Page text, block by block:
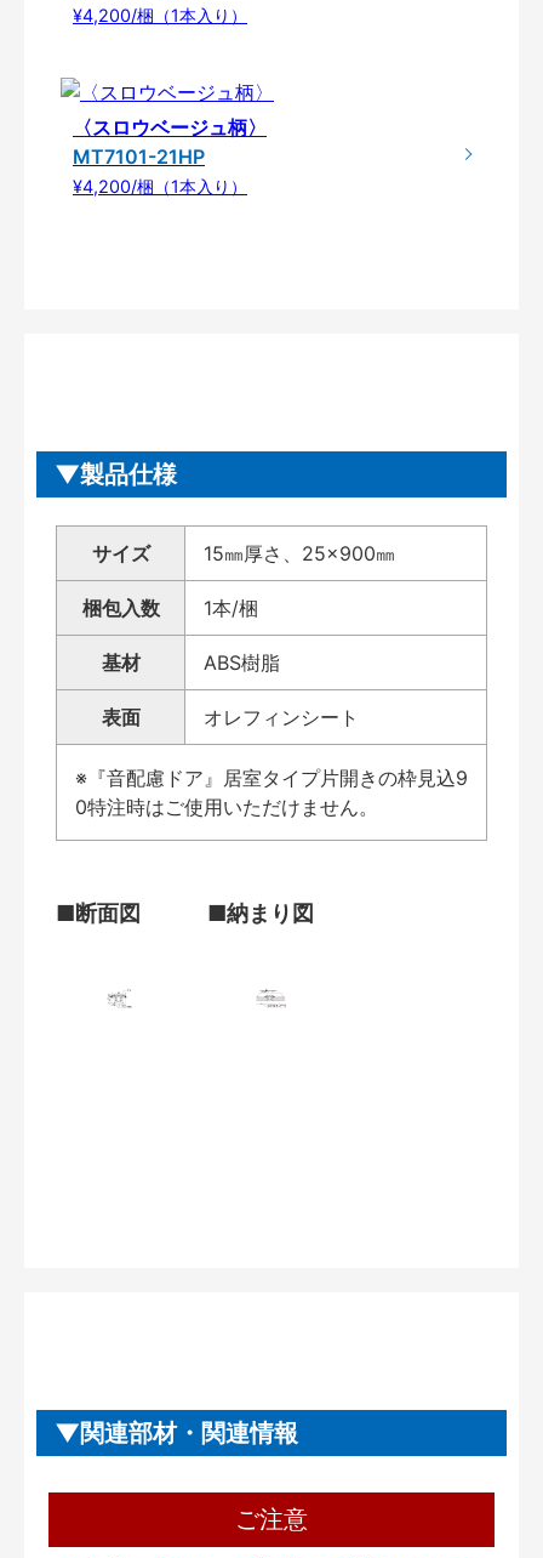
¥4,200/梱（1本入り）
〈スロウベージュ柄〉
MT7101-21HP
¥4,200/梱（1本入り）
製品仕様
サイズ 15㎜厚さ、25×900㎜
梱包入数 1本/梱
基材 ABS樹脂
表面 オレフィンシート
※『音配慮ドア』居室タイプ片開きの枠見込9
0特注時はご使用いただけません。
■断面図 ■納まり図
関連部材・関連情報
ご注意